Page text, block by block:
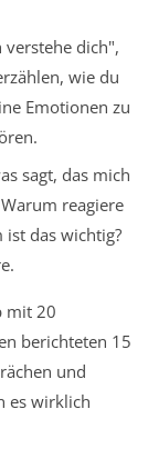
verstehe dich",
wie du
Emotionen zu
sagt, das mich
reagiere
ist das wichtig?
mit 20
berichteten 15
und
es wirklich